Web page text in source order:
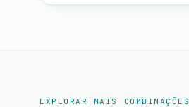
EXPLORAR MAIS COMBINAÇÕES